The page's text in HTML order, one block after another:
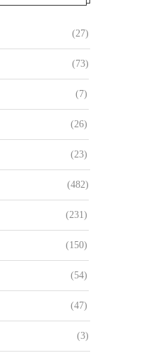
(27)
(73)
(7)
(26)
(23)
(482)
(231)
(150)
(54)
(47)
(3)